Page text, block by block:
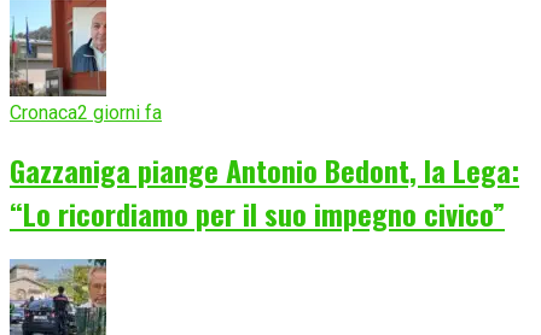
Cronaca2 giorni fa
Gazzaniga piange Antonio Bedont, la Lega:
“Lo ricordiamo per il suo impegno civico”